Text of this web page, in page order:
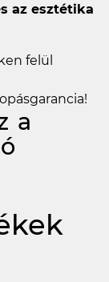
az esztétika
felül
a